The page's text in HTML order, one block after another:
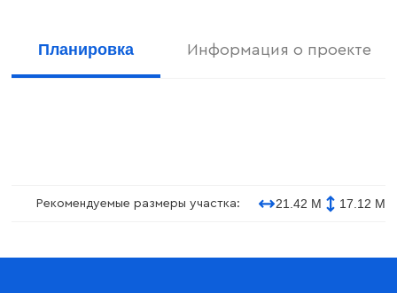
Планировка Информация о проекте
Рекомендуемые размеры участка: 21.42 М 17.12 М